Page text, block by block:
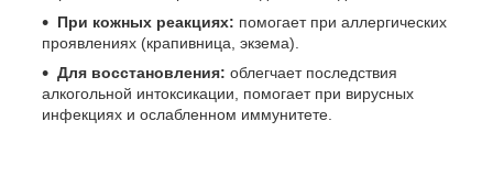
При кожных реакциях: помогает при аллергических
проявлениях (крапивница, экзема).
Для восстановления: облегчает последствия
алкогольной интоксикации, помогает при вирусных
инфекциях и ослабленном иммунитете.